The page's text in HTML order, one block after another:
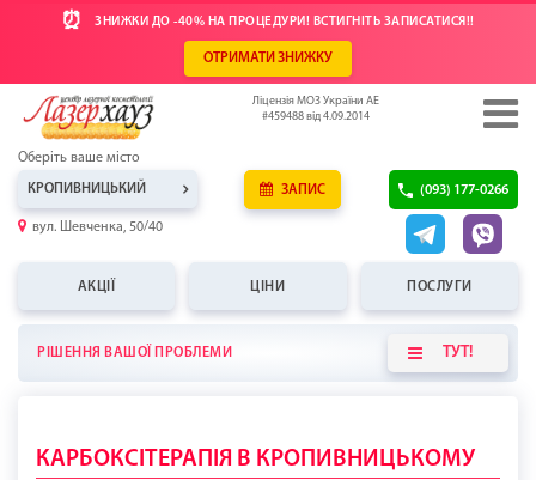
⏰ ЗНИЖКИ ДО -40% НА ПРОЦЕДУРИ! ВСТИГНІТЬ ЗАПИСАТИСЯ!!
ОТРИМАТИ ЗНИЖКУ
Ліцензія МОЗ України АЕ
#459488 від 4.09.2014
Оберіть ваше місто
КРОПИВНИЦЬКИЙ
вул. Шевченка, 50/40
ЗАПИС (093) 177-0266
АКЦІЇ ЦІНИ ПОСЛУГИ
РІШЕННЯ ВАШОЇ ПРОБЛЕМИ ТУТ!
КАРБОКСІТЕРАПІЯ В КРОПИВНИЦЬКОМУ